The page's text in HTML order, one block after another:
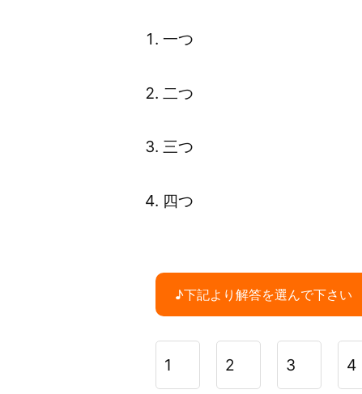
一つ
二つ
三つ
四つ
♪下記より解答を選んで下さい
1 2 3 4